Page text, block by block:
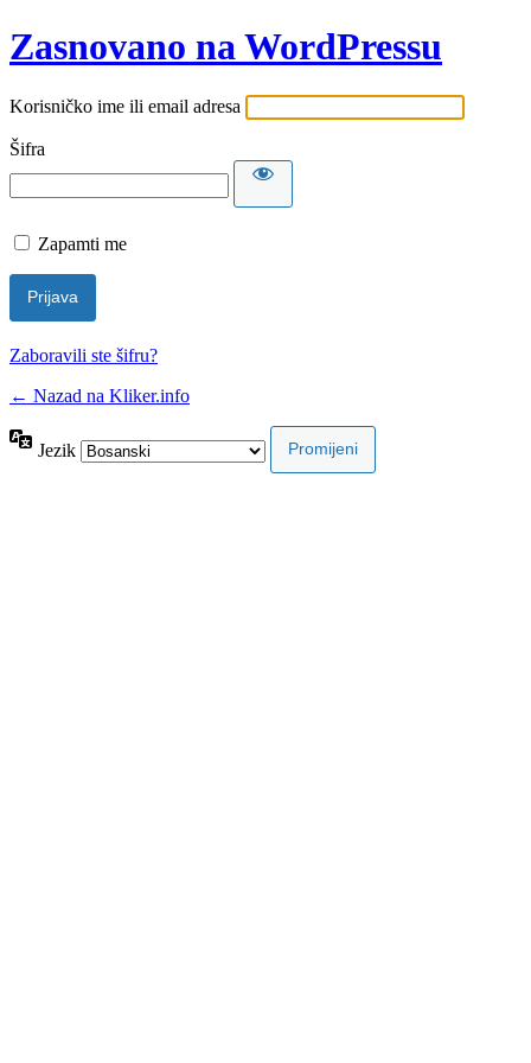
Zasnovano na WordPressu
Korisničko ime ili email adresa
Šifra
Zapamti me
Zaboravili ste šifru?
← Nazad na Kliker.info
Jezik